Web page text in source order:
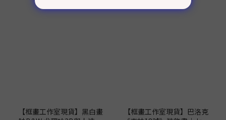
【框畫工作室現貨】黑白畫
【框畫工作室現貨】巴洛克